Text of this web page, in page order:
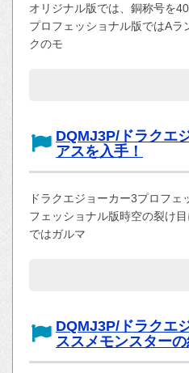
オリジナル版では、銅称号を
プロフェッショナル版ではA
クのモ
DQMJ3P/ドラクエ
アスを入手！
ドラクエジョーカー3プロフ
フェッショナル版時空の裂け
ではガルマ
DQMJ3P/ドラクエ
ススメモンスター